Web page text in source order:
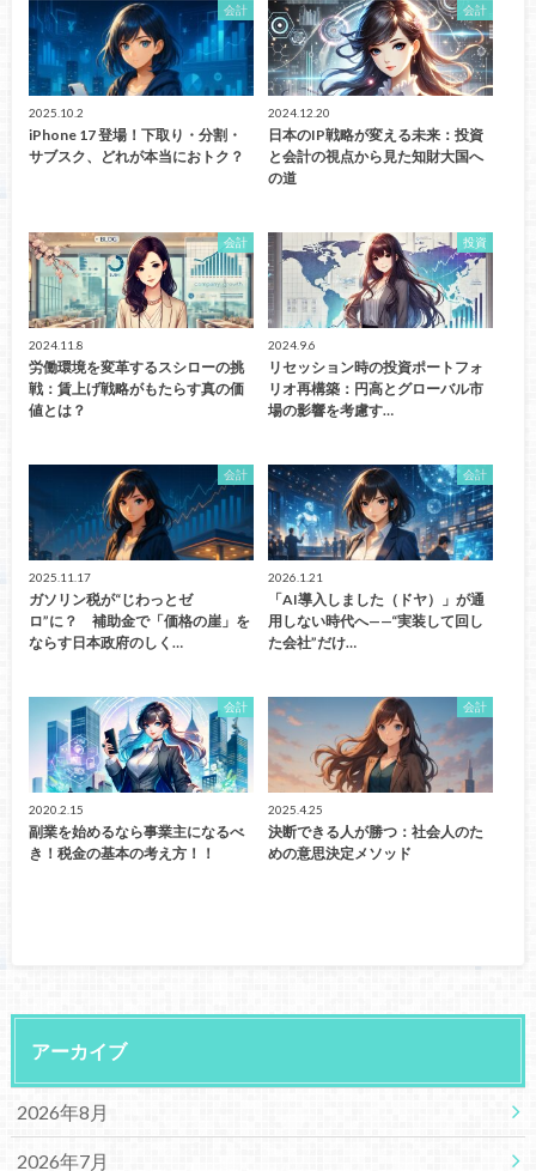
会計
2025.10.2
iPhone 17 登場！下取り・分割・
サブスク、どれが本当におトク？
会計
2024.12.20
日本のIP戦略が変える未来：投資
と会計の視点から見た知財大国へ
の道
会計
2024.11.8
労働環境を変革するスシローの挑
戦：賃上げ戦略がもたらす真の価
値とは？
投資
2024.9.6
リセッション時の投資ポートフォ
リオ再構築：円高とグローバル市
場の影響を考慮す…
会計
2025.11.17
ガソリン税が“じわっとゼ
ロ”に？ 補助金で「価格の崖」を
ならす日本政府のしく…
会計
2026.1.21
「AI導入しました（ドヤ）」が通
用しない時代へ——“実装して回し
た会社”だけ…
会計
2020.2.15
副業を始めるなら事業主になるべ
き！税金の基本の考え方！！
会計
2025.4.25
決断できる人が勝つ：社会人のた
めの意思決定メソッド
アーカイブ
2026年8月
2026年7月